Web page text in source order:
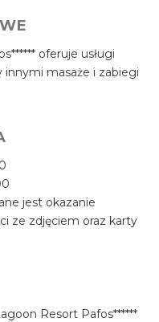
oferuje usługi
masaże i zabiegi
jest okazanie
ze zdjęciem oraz karty
Resort Pafos******